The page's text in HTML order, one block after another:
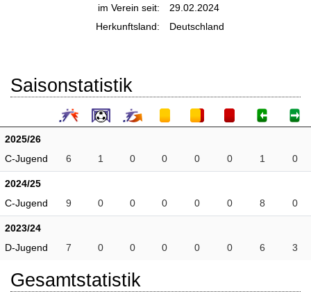
im Verein seit:
29.02.2024
Herkunftsland:
Deutschland
Saisonstatistik
2025/26
C-Jugend
6 1 0 0 0 0 1 0
2024/25
C-Jugend
9 0 0 0 0 0 8 0
2023/24
D-Jugend
7 0 0 0 0 0 6 3
Gesamtstatistik